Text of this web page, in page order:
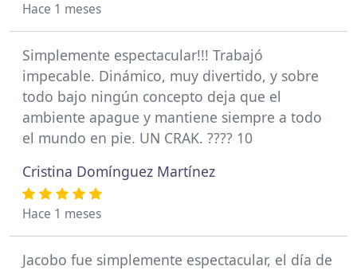
Hace 1 meses
Simplemente espectacular!!! Trabajó
impecable. Dinámico, muy divertido, y sobre
todo bajo ningún concepto deja que el
ambiente apague y mantiene siempre a todo
el mundo en pie. UN CRAK. ???? 10
Cristina Domínguez Martínez
Hace 1 meses
Jacobo fue simplemente espectacular, el día de